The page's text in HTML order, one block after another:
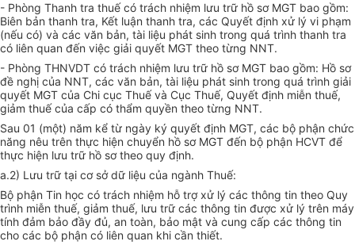
- Phòng Thanh tra thuế có trách nhiệm lưu trữ hồ sơ MGT bao gồm:
Biên bản thanh tra, Kết luận thanh tra, các Quyết định xử lý vi phạm
(nếu có) và các văn bản, tài liệu phát sinh trong quá trình thanh tra
có liên quan đến việc giải quyết MGT theo từng NNT.
- Phòng THNVDT có trách nhiệm lưu trữ hồ sơ MGT bao gồm: Hồ sơ
đề nghị của NNT, các văn bản, tài liệu phát sinh trong quá trình giải
quyết MGT của Chi cục Thuế và Cục Thuế, Quyết định miễn thuế,
giảm thuế của cấp có thẩm quyền theo từng NNT.
Sau 01 (một) năm kể từ ngày ký quyết định MGT, các bộ phận chức
năng nêu trên thực hiện chuyển hồ sơ MGT đến bộ phận HCVT để
thực hiện lưu trữ hồ sơ theo quy định.
a.2) Lưu trữ tại cơ sở dữ liệu của ngành Thuế:
Bộ phận Tin học có trách nhiệm hỗ trợ xử lý các thông tin theo Quy
trình miễn thuế, giảm thuế, lưu trữ các thông tin được xử lý trên máy
tính đảm bảo đầy đủ, an toàn, bảo mật và cung cấp các thông tin
cho các bộ phận có liên quan khi cần thiết.